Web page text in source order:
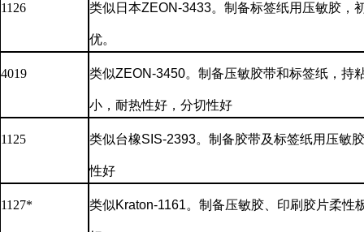
1126 类似日本ZEON-3433。制备标签纸用压敏胶，
优。
4019 类似ZEON-3450。制备压敏胶带和标签纸，持
小，耐热性好，分切性好
1125 类似台橡SIS-2393。制备胶带及标签纸用压敏
性好
1127* 类似Kraton-1161。制备压敏胶、印刷胶片柔性